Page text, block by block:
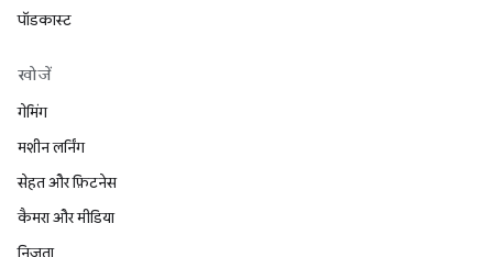
पॉडकास्ट
खोजें
गेमिंग
मशीन लर्निंग
सेहत और फ़िटनेस
कैमरा और मीडिया
निजता